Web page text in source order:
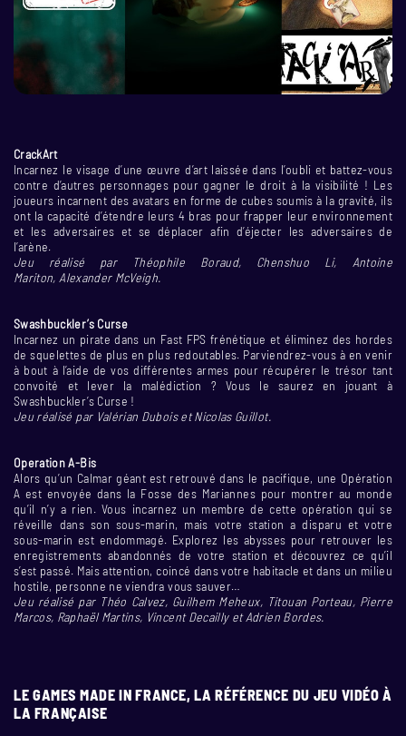
CrackArt
Incarnez le visage d’une œuvre d’art laissée dans l’oubli et battez-vous
contre d’autres personnages pour gagner le droit à la visibilité ! Les
joueurs incarnent des avatars en forme de cubes soumis à la gravité, ils
ont la capacité d’étendre leurs 4 bras pour frapper leur environnement
et les adversaires et se déplacer afin d’éjecter les adversaires de
l’arène.
Jeu réalisé par Théophile Boraud, Chenshuo Li, Antoine
Mariton, Alexander McVeigh.
Swashbuckler’s Curse
Incarnez un pirate dans un Fast FPS frénétique et éliminez des hordes
de squelettes de plus en plus redoutables. Parviendrez-vous à en venir
à bout à l’aide de vos différentes armes pour récupérer le trésor tant
convoité et lever la malédiction ? Vous le saurez en jouant à
Swashbuckler’s Curse !
Jeu réalisé par Valérian Dubois et Nicolas Guillot.
Operation A-Bis
Alors qu’un Calmar géant est retrouvé dans le pacifique, une Opération
A est envoyée dans la Fosse des Mariannes pour montrer au monde
qu’il n’y a rien. Vous incarnez un membre de cette opération qui se
réveille dans son sous-marin, mais votre station a disparu et votre
sous-marin est endommagé. Explorez les abysses pour retrouver les
enregistrements abandonnés de votre station et découvrez ce qu’il
s’est passé. Mais attention, coincé dans votre habitacle et dans un milieu
hostile, personne ne viendra vous sauver…
Jeu réalisé par Théo Calvez, Guilhem Meheux, Titouan Porteau, Pierre
Marcos, Raphaël Martins, Vincent Decailly et Adrien Bordes.
LE GAMES MADE IN FRANCE, LA RÉFÉRENCE DU JEU VIDÉO À
LA FRANÇAISE